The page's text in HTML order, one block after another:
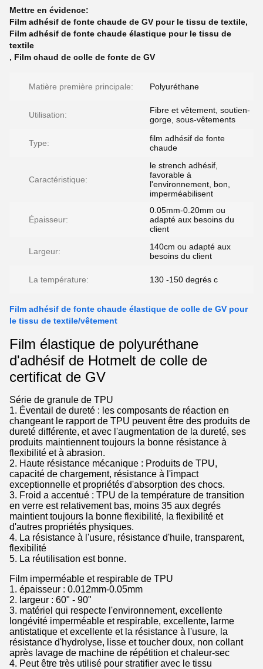
Mettre en évidence:
Film adhésif de fonte chaude de GV pour le tissu de textile,
Film adhésif de fonte chaude élastique pour le tissu de
textile
, Film chaud de colle de fonte de GV
Matière première principale: Polyuréthane
Utilisation:
Fibre et vêtement, soutien-
gorge, sous-vêtements
Type:
film adhésif de fonte
chaude
Caractéristique:
le strench adhésif,
favorable à
l'environnement, bon,
imperméabilisent
Épaisseur:
0.05mm-0.20mm ou
adapté aux besoins du
client
Largeur:
140cm ou adapté aux
besoins du client
La température: 130 -150 degrés c
Film adhésif de fonte chaude élastique de colle de GV pour
le tissu de textile/vêtement
Film élastique de polyuréthane
d'adhésif de Hotmelt de colle de
certificat de GV
Série de granule de TPU
1. Éventail de dureté : les composants de réaction en
changeant le rapport de TPU peuvent être des produits de
dureté différente, et avec l'augmentation de la dureté, ses
produits maintiennent toujours la bonne résistance à
flexibilité et à abrasion.
2. Haute résistance mécanique : Produits de TPU,
capacité de chargement, résistance à l'impact
exceptionnelle et propriétés d'absorption des chocs.
3. Froid a accentué : TPU de la température de transition
en verre est relativement bas, moins 35 aux degrés
maintient toujours la bonne flexibilité, la flexibilité et
d'autres propriétés physiques.
4. La résistance à l'usure, résistance d'huile, transparent,
flexibilité
5. La réutilisation est bonne.
Film imperméable et respirable de TPU
1. épaisseur : 0.012mm-0.05mm
2. largeur : 60" - 90"
3. matériel qui respecte l'environnement, excellente
longévité imperméable et respirable, excellente, larme
antistatique et excellente et la résistance à l'usure, la
résistance d'hydrolyse, lisse et toucher doux, non collant
après lavage de machine de répétition et chaleur-sec
4. Peut être très utilisé pour stratifier avec le tissu